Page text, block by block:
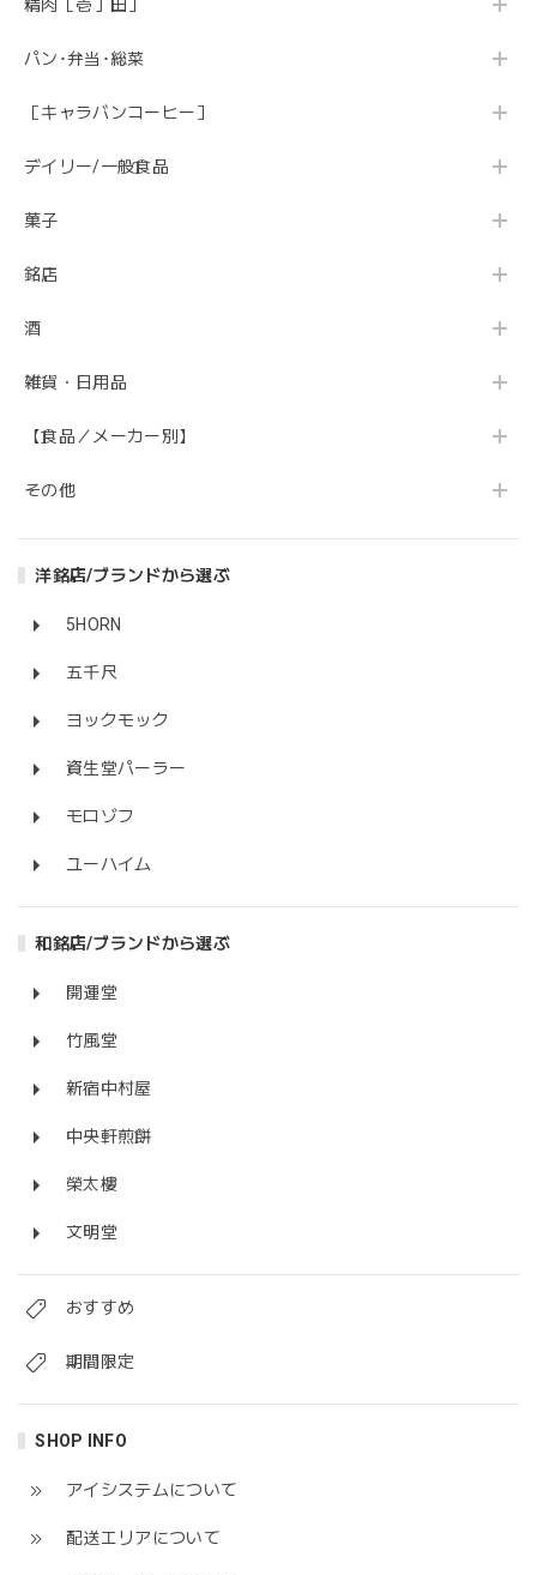
精肉［壱丁田］
パン･弁当･総菜
［キャラバンコーヒー］
デイリー/一般食品
菓子
銘店
酒
雑貨・日用品
【食品／メーカー別】
その他
洋銘店/ブランドから選ぶ
5HORN
五千尺
ヨックモック
資生堂パーラー
モロゾフ
ユーハイム
和銘店/ブランドから選ぶ
開運堂
竹風堂
新宿中村屋
中央軒煎餅
榮太樓
文明堂
おすすめ
期間限定
SHOP INFO
アイシステムについて
配送エリアについて